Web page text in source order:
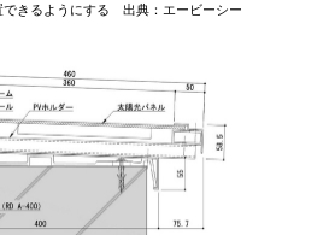
できるようにする 出典：エービーシー